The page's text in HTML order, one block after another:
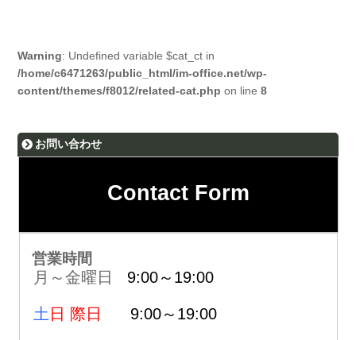
Warning: Undefined variable $cat_ct in
/home/c6471263/public_html/im-office.net/wp-
content/themes/f8012/related-cat.php on line8
お問い合わせ
Contact Form
営業時間
月～金曜日 9:00～19:00
土 日 際日 9:00～19:00